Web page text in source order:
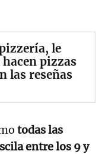
le
pizzas
las reseñas
todas las
entre los 9 y